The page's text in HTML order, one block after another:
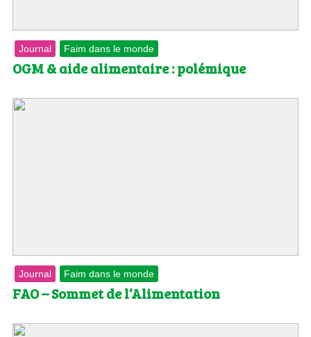
Journal Faim dans le monde
OGM & aide alimentaire : polémique
Journal Faim dans le monde
FAO – Sommet de l’Alimentation